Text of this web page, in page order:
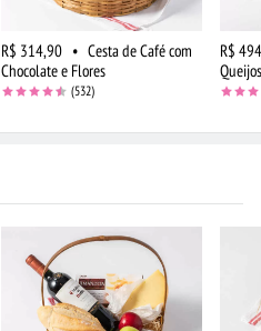
R$ 314,90 • Cesta de Café com
Chocolate e Flores
(532)
R$